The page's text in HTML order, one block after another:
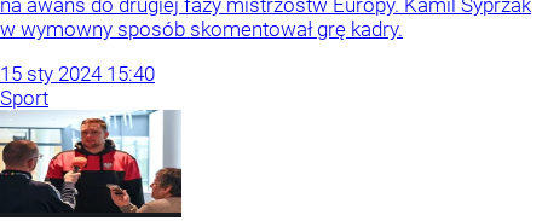
na awans do drugiej fazy mistrzostw Europy. Kamil Syprzak
w wymowny sposób skomentował grę kadry.
15 sty 2024 15:40
Sport